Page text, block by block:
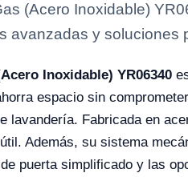
(Acero Inoxidable)
avanzadas y soluciones
Inoxidable) YR06340
espacio sin
lavandería. Fabricada en
Además, su sistema
puerta simplificado y las